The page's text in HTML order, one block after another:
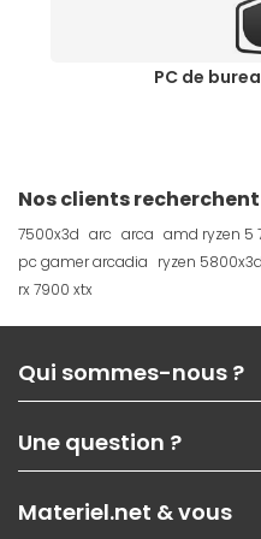
PC de
Nos clients
7500x3d arc arca amd ryzen 5
pc gamer arcadia ryzen 5800x3d
rx 7900 xtx
Qui sommes-nous ?
Nos services
Les magasins Materiel.net
Nos solutions pour les pros
Contactez-nous
Une question ?
Paiement, livraison
Materiel.net & vous